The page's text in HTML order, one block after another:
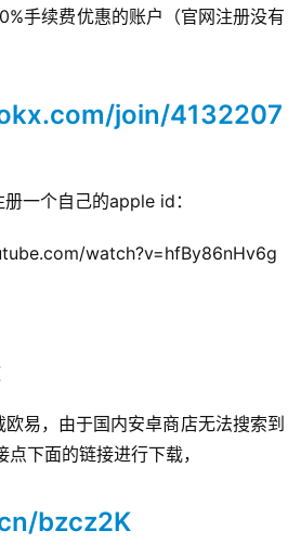
手续费优惠的账户（官网注册没有
join/4132207
一个自己的apple id：
watch?v=hfBy86nHv6g
易，由于国内安卓商店无法搜索到
下面的链接进行下载，
bzcz2K